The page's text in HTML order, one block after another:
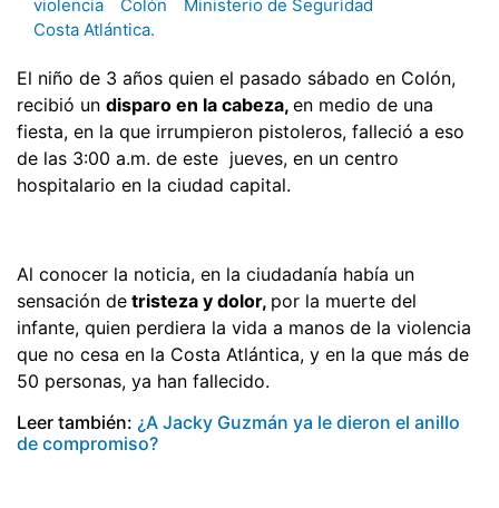
violencia Colón
Ministerio de Seguridad
Costa Atlántica.
El niño de 3 años quien el pasado sábado en Colón,
recibió un disparo en la cabeza, en medio de una
fiesta, en la que irrumpieron pistoleros, falleció a eso
de las 3:00 a.m. de este jueves, en un centro
hospitalario en la ciudad capital.
Al conocer la noticia, en la ciudadanía había un
sensación de tristeza y dolor, por la muerte del
infante, quien perdiera la vida a manos de la violencia
que no cesa en la Costa Atlántica, y en la que más de
50 personas, ya han fallecido.
Leer también: ¿A Jacky Guzmán ya le dieron el anillo
de compromiso?